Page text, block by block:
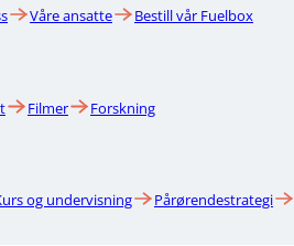
Våre ansatte Bestill vår Fuelbox
Filmer Forskning
og undervisning Pårørendestrategi